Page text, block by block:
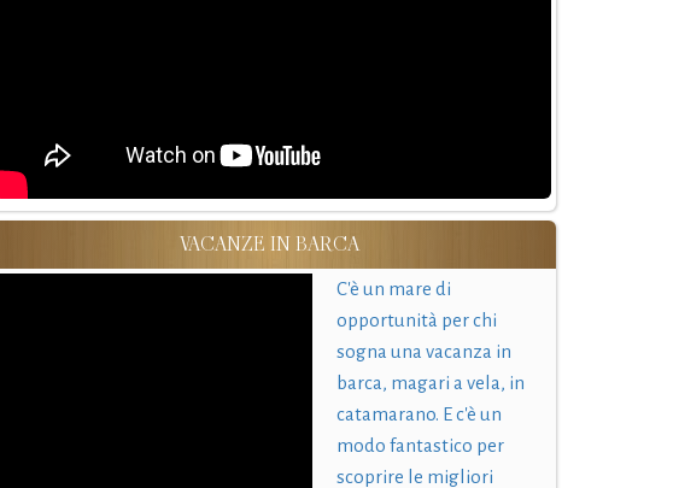
VACANZE IN BARCA
C'è un mare di
opportunità per chi
sogna una vacanza in
barca, magari a vela, in
catamarano. E c'è un
modo fantastico per
scoprire le migliori